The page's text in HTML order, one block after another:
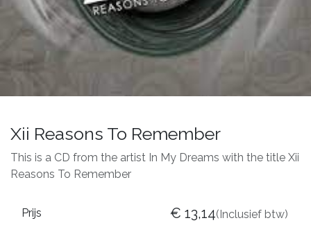
Xii Reasons To Remember
This is a CD from the artist In My Dreams with the title Xii
Reasons To Remember
Prijs € 13,14(Inclusief btw)